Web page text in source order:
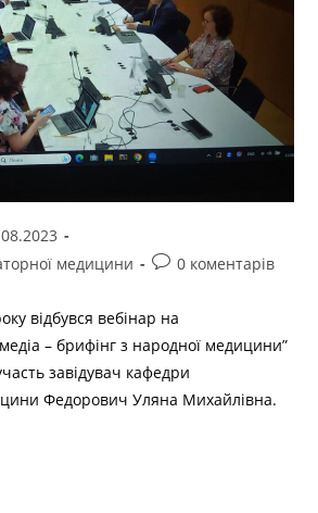
медицини
0 коментарів
відбувся вебінар на
– брифінг з народної медицини”
завідувач кафедри
Федорович Уляна Михайлівна.